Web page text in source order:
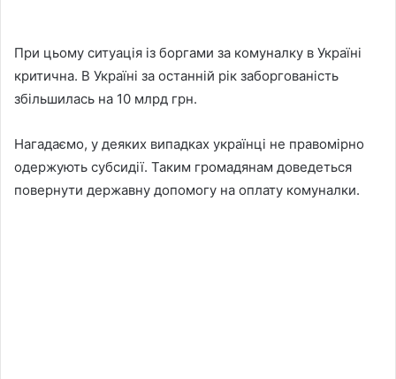
При цьому ситуація із боргами за комуналку в Україні
критична. В Україні за останній рік заборгованість
збільшилась на 10 млрд грн.
Нагадаємо, у деяких випадках українці не правомірно
одержують субсидії. Таким громадянам доведеться
повернути державну допомогу на оплату комуналки.